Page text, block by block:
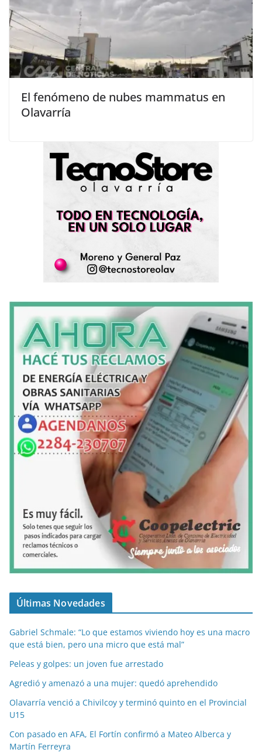
El fenómeno de nubes mammatus en
Olavarría
Últimas Novedades
Gabriel Schmale: “Lo que estamos viviendo hoy es una macro
que está bien, pero una micro que está mal”
Peleas y golpes: un joven fue arrestado
Agredió y amenazó a una mujer: quedó aprehendido
Olavarría venció a Chivilcoy y terminó quinto en el Provincial
U15
Con pasado en AFA, El Fortín confirmó a Mateo Alberca y
Martín Ferreyra